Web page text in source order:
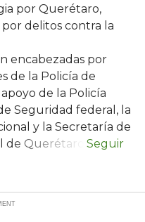
por Querétaro,
delitos contra la
encabezadas por
de la Policía de
de la Policía
Seguridad federal, la
y la Secretaría de
Querétaro.